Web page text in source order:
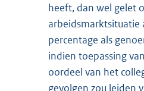
heeft, dan wel gelet
arbeidsmarktsituatie
percentage als
indien toepassing
oordeel van het
gevolgen zou leiden